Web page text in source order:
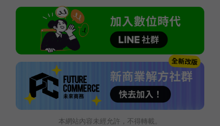
本網站內容未經允許，不得轉載。